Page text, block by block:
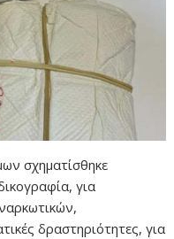
σχηματίσθηκε
για
δραστηριότητες, για